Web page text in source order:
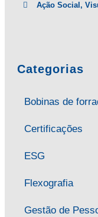
Ação Social ,
Categorias
Bobinas de
Certificações
ESG
Flexografia
Gestão de